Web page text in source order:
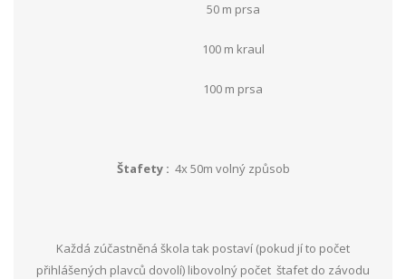
50 m prsa
100 m kraul
100 m prsa
Štafety : 4x 50m volný způsob
Každá zúčastněná škola tak postaví (pokud jí to počet
přihlášených plavců dovolí) libovolný počet štafet do závodu